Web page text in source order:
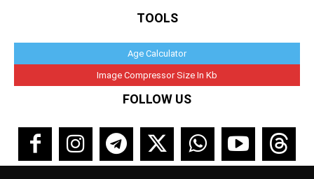
TOOLS
Age Calculator
Image Compressor Size In Kb
FOLLOW US